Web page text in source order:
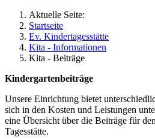
Aktuelle Seite:
Startseite
Ev. Kindertagesstätte
Kita - Informationen
Kita - Beiträge
Kindergartenbeiträge
Unsere Einrichtung bietet
sich in den Kosten und Leistungen
eine Übersicht über die Beiträge für
Tagesstätte.